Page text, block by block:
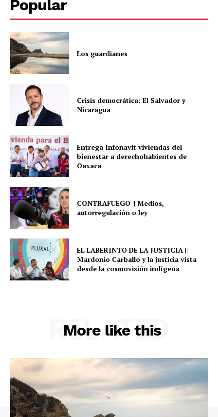
Popular
Los guardianes
Crisis democrática: El Salvador y
Nicaragua
Entrega Infonavit viviendas del
bienestar a derechohabientes de
Oaxaca
CONTRAFUEGO || Medios,
autorregulación o ley
EL LABERINTO DE LA JUSTICIA ||
Mardonio Carballo y la justicia vista
desde la cosmovisión indígena
More like this
RELATED